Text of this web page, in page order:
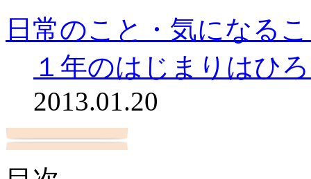
日常のこと・気になる
１年のはじまりはひ
2013.01.20